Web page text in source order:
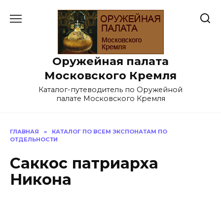
Оружейная палата
Московского Кремля
Каталог-путеводитель по Оружейной
палате Московского Кремля
ГЛАВНАЯ »
КАТАЛОГ ПО ВСЕМ ЭКСПОНАТАМ ПО
ОТДЕЛЬНОСТИ
Саккос патриарха
Никона